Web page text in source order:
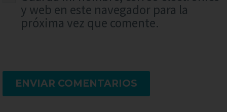
y web en este navegador para la
próxima vez que comente.
ENVIAR COMENTARIOS